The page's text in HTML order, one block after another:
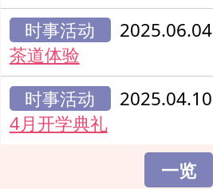
时事活动
2025.06.04
茶道体验
时事活动
2025.04.10
4月开学典礼
一览